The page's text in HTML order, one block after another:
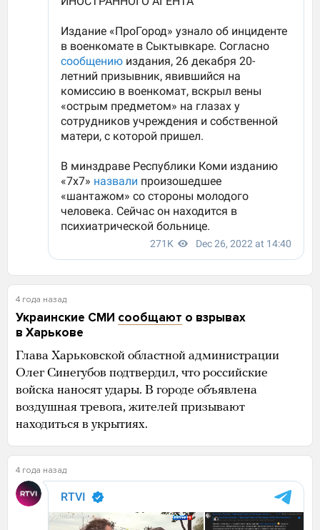
4 года назад
Украинские СМИ сообщают о взрывах
в Харькове
Глава Харьковской областной администрации
Олег Синегубов подтвердил, что российские
войска наносят удары. В городе объявлена
воздушная тревога, жителей призывают
находиться в укрытиях.
4 года назад